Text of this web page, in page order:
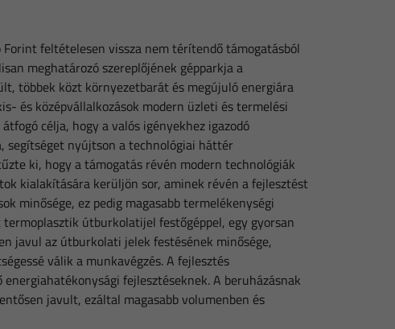
feltételesen vissza nem térítendő támogatásból
meghatározó szereplőjének gépparkja a
többek közt környezetbarát és megújuló energiára
és középvállalkozások modern üzleti és termelési
célja, hogy a valós igényekhez igazodó
segítséget nyújtson a technológiai háttér
ki, hogy a támogatás révén modern technológiák
kialakítására kerüljön sor, aminek révén a fejlesztést
minősége, ez pedig magasabb termelékenységi
útburkolatijel festőgéppel, egy gyorsan
javul az útburkolati jelek festésének minősége,
válik a munkavégzés. A fejlesztés
fejlesztéseknek. A beruházásnak
javult, ezáltal magasabb volumenben és